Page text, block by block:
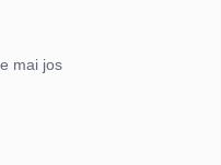
mai jos